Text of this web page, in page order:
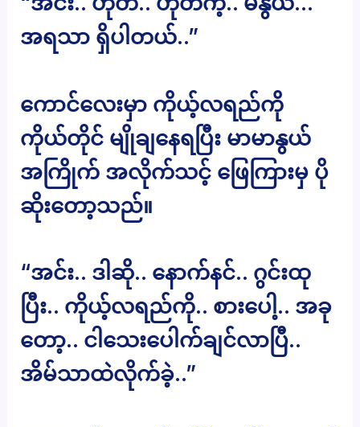
အရသာ ရှိပါတယ်..”
ကောင်လေးမှာ ကိုယ့်လရည်ကို
ကိုယ်တိုင် မျိုချနေရပြီး မာမာနွယ်
အကြိုက် အလိုက်သင့် ဖြေကြားမှ ပို
ဆိုးတော့သည်။
“အင်း.. ဒါဆို.. နောက်နင်.. ဂွင်းထု
ပြီး.. ကိုယ့်လရည်ကို.. စားပေါ့.. အခု
တော့.. ငါသေးပေါက်ချင်လာပြီ..
အိမ်သာထဲလိုက်ခဲ့..”